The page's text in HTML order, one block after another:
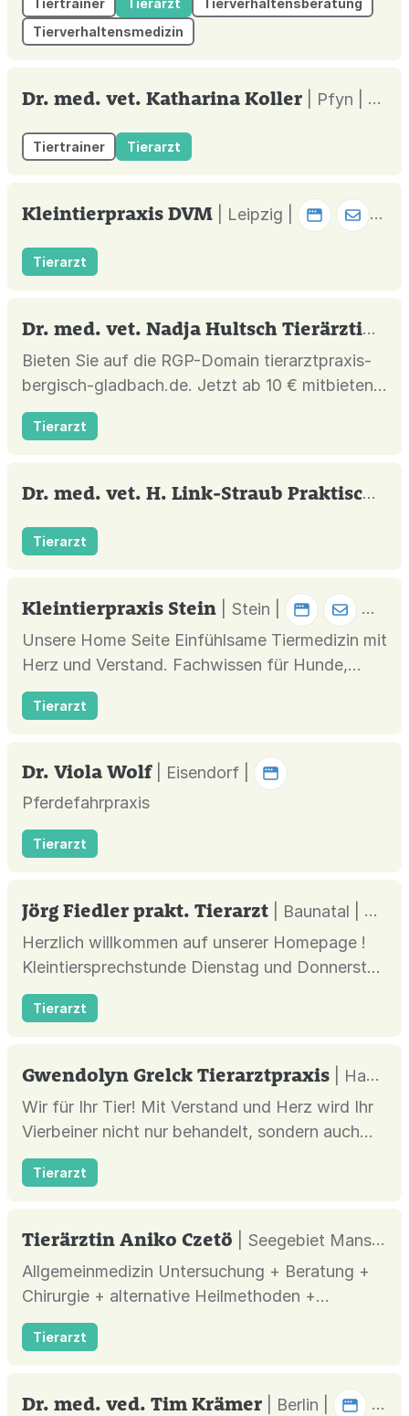
hat eine Ursache, die auf zugrunde liegenden
Emotionen beruht. Indem wir diese Emotionen
Tiertrainer Tierarzt
Tierverhaltensberatung
Tierverhaltensmedizin
Dr. med. vet. Katharina Koller | Pfyn |
Tiertrainer Tierarzt
Kleintierpraxis DVM | Leipzig |
Tierarzt
Dr. med. vet. Nadja Hultsch Tierärztin
Bieten Sie auf die RGP-Domain tierarztpraxis-
bergisch-gladbach.de. Jetzt ab 10 € mitbieten
und Domain frühzeitig sichern!
Tierarzt
Dr. med. vet. H. Link-Straub Praktische Tierärztin
Tierarzt
Kleintierpraxis Stein
| Stein |
Unsere Home Seite Einfühlsame Tiermedizin mit
Herz und Verstand. Fachwissen für Hunde,
Katzen, Heimtiere, Vögel und Schildkröten.
Tierarzt
Dr. Viola Wolf
| Eisendorf |
Pferdefahrpraxis
Tierarzt
Jörg Fiedler prakt. Tierarzt
| Baunatal |
Herzlich willkommen auf unserer Homepage !
Kleintiersprechstunde Dienstag und Donnerstag
: 10:00 h- 11:00 h Dienstag, Mittwoch,
Donnerstag und Freitag : 16:00 h - 18:00 h
unsere Praxis näher kennen. weiter lesen...
Tierarzt
Gwendolyn Grelck Tierarztpraxis
| Hagen |
Wir für Ihr Tier! Mit Verstand und Herz wird Ihr
Vierbeiner nicht nur behandelt, sondern auch
eine sinnvolle Vorsorge angeboten. Arbeiten Sie
mit uns, damit Ihr Liebling gesund bleibt.
Tierarzt
Tierärztin Aniko Czetö
| Seegebiet Mansfelder Land |
Allgemeinmedizin Untersuchung + Beratung +
Chirurgie + alternative Heilmethoden +
Zahnmedizin
Tierarzt
Dr. med. ved. Tim Krämer
| Berlin |